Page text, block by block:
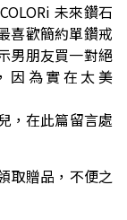
未來鑽石
喜歡簡約單鑽戒
男朋友買一對絕
因為實在太美
，在此篇留言處
取贈品，不便之